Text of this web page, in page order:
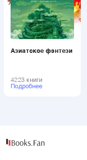
Азиатское фэнтези
4223 книги
Подробнее